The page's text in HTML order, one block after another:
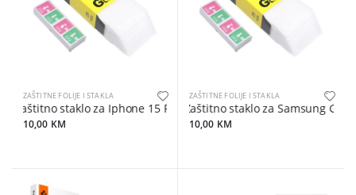
ZAŠTITNE FOLIJE I STAKLA
Zaštitno staklo za Iphone 15 Pro Max
10,00 KM
ZAŠTITNE FOLIJE I STAKLA
Zaštitno staklo za Samsung
10,00 KM